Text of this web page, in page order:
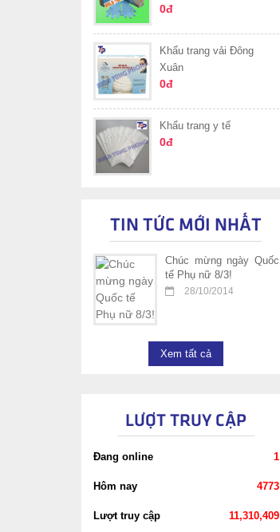
0đ
Khẩu trang vải Đông
Xuân
0đ
Khẩu trang y tế
0đ
TIN TỨC MỚI NHẤT
Chúc mừng ngày Quốc
tế Phụ nữ 8/3!
28/10/2014
Xem tất cả
LƯỢT TRUY CẬP
Đang online 1
Hôm nay 4773
Lượt truy cập 11,310,409